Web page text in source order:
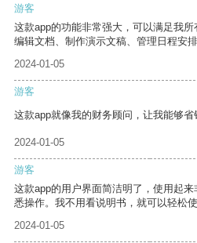
游客
这款app的功能非常强大，可以满足我
编辑文档、制作演示文稿、管理日程安排
2024-01-05
游客
这款app就像我的财务顾问，让我能够省
2024-01-05
游客
这款app的用户界面简洁明了，使用起
悉操作。我不用看说明书，就可以轻松使
2024-01-05